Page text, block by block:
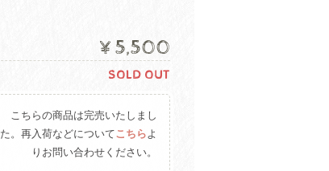
¥5,500
SOLD OUT
こちらの商品は完売いたしまし
た。再入荷などについてこちらよ
りお問い合わせください。